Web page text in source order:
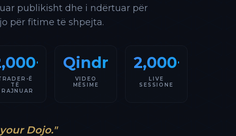
publikisht dhe i ndërtuar për
për fitime të shpejta.
Ë
TË
Qindra
VIDEO
MËSIME
2,000+
LIVE
SESSIONE
Dojo."